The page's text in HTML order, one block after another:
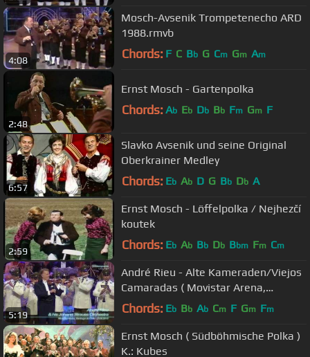
4:08
Mosch-Avsenik Trompetenecho ARD
1988.rmvb
Chords: F C Bb G Cm Gm Am
2:48
Ernst Mosch - Gartenpolka
Chords: Ab Eb Db Bb Fm Gm F
6:57
Slavko Avsenik und seine Original
Oberkrainer Medley
Chords: Eb Ab D G Bb Db A
2:59
Ernst Mosch - Löffelpolka / Nejhezčí
koutek
Chords: Eb Ab Bb Db Bbm Fm Cm
5:19
André Rieu - Alte Kameraden/Viejos
Camaradas ( Movistar Arena,
Santiago de Chile - 23.08.2015 )
Chords: Eb Bb Ab Cm F Gm Fm
Ernst Mosch ( Südböhmische Polka )
K.: Kubes